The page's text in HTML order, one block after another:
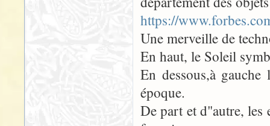
https://
Une merveille de
En haut, le Soleil
En dessous,à
époque.
De part et d"autre, les